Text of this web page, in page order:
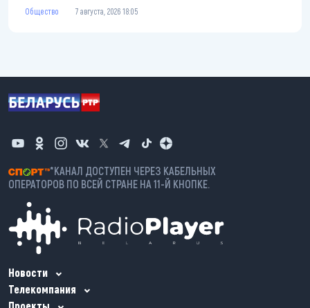
Общество 7 августа, 2026 18:05
*КАНАЛ ДОСТУПЕН ЧЕРЕЗ КАБЕЛЬНЫХ
ОПЕРАТОРОВ ПО ВСЕЙ СТРАНЕ НА 11-Й КНОПКЕ.
Новости
Телекомпания